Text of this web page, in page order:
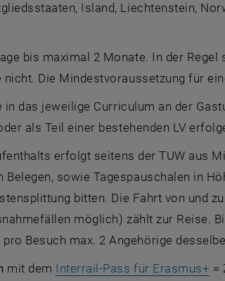
Island, Liechtenstein,
bis maximal 2 Monate. In der
nicht. Die Mindestvoraussetzung für
in das jeweilige Curriculum an der
als Teil einer bestehenden LV
erfolgt seitens der TUW aus
Belegen, sowie Tagespauschalen in
bitten. Die Fahrt von und
möglich) zählt zur Reise.
pro Besuch max. 2 Angehörige
mit dem Interrail-Pass für Erasmus+ ,
=